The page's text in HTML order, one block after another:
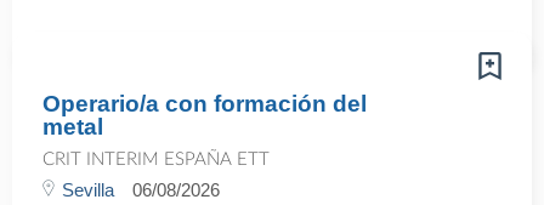
Operario/a con formación del
metal
CRIT INTERIM ESPAÑA ETT
Sevilla 06/08/2026